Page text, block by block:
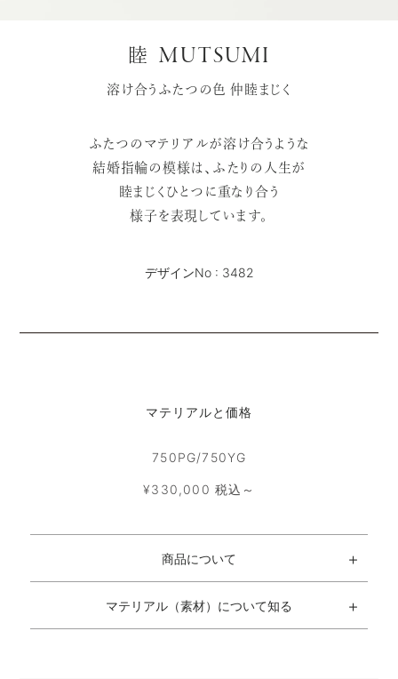
睦 MUTSUMI
溶け合うふたつの色 仲睦まじく
ふたつのマテリアルが溶け合うような
結婚指輪の模様は、ふたりの人生が
睦まじくひとつに重なり合う
様子を表現しています。
デザインNo : 3482
マテリアルと価格
750PG/750YG
¥330,000 税込～
商品について
マテリアル（素材）について知る